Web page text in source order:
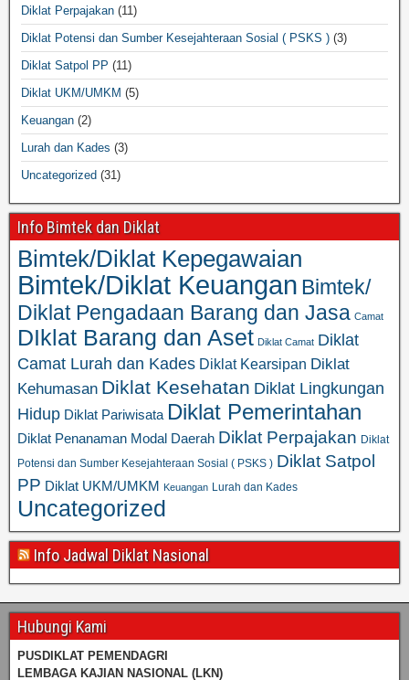
Diklat Perpajakan (11)
Diklat Potensi dan Sumber Kesejahteraan Sosial ( PSKS ) (3)
Diklat Satpol PP (11)
Diklat UKM/UMKM (5)
Keuangan (2)
Lurah dan Kades (3)
Uncategorized (31)
Info Bimtek dan Diklat
Bimtek/Diklat Kepegawaian
Bimtek/Diklat Keuangan Bimtek/
Diklat Pengadaan Barang dan Jasa Camat
DIklat Barang dan Aset Diklat Camat Diklat
Camat Lurah dan Kades Diklat Kearsipan Diklat
Kehumasan Diklat Kesehatan Diklat Lingkungan
Hidup Diklat Pariwisata Diklat Pemerintahan
Diklat Penanaman Modal Daerah Diklat Perpajakan Diklat
Potensi dan Sumber Kesejahteraan Sosial ( PSKS ) Diklat Satpol
PP Diklat UKM/UMKM Keuangan Lurah dan Kades
Uncategorized
Info Jadwal Diklat Nasional
Hubungi Kami
PUSDIKLAT PEMENDAGRI
LEMBAGA KAJIAN NASIONAL (LKN)